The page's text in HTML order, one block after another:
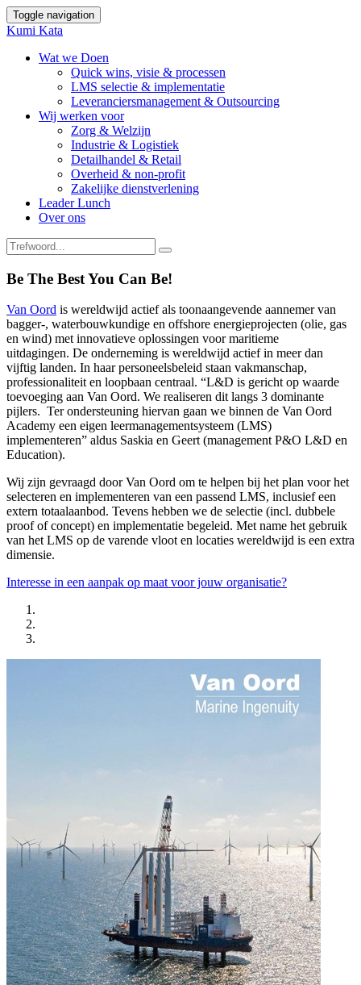
Toggle navigation
Kumi Kata
Wat we Doen
Quick wins, visie & processen
LMS selectie & implementatie
Leveranciersmanagement & Outsourcing
Wij werken voor
Zorg & Welzijn
Industrie & Logistiek
Detailhandel & Retail
Overheid & non-profit
Zakelijke dienstverlening
Leader Lunch
Over ons
Be The Best You Can Be!
Van Oord is wereldwijd actief als toonaangevende aannemer van
bagger-, waterbouwkundige en offshore energieprojecten (olie, gas
en wind) met innovatieve oplossingen voor maritieme
uitdagingen. De onderneming is wereldwijd actief in meer dan
vijftig landen. In haar personeelsbeleid staan vakmanschap,
professionaliteit en loopbaan centraal. “L&D is gericht op waarde
toevoeging aan Van Oord. We realiseren dit langs 3 dominante
pijlers. Ter ondersteuning hiervan gaan we binnen de Van Oord
Academy een eigen leermanagementsysteem (LMS)
implementeren” aldus Saskia en Geert (management P&O L&D en
Education).
Wij zijn gevraagd door Van Oord om te helpen bij het plan voor het
selecteren en implementeren van een passend LMS, inclusief een
extern totaalaanbod. Tevens hebben we de selectie (incl. dubbele
proof of concept) en implementatie begeleid. Met name het gebruik
van het LMS op de varende vloot en locaties wereldwijd is een extra
dimensie.
Interesse in een aanpak op maat voor jouw organisatie?